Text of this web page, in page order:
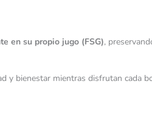
en su propio jugo (FSG),
y bienestar mientras disfrutan cada